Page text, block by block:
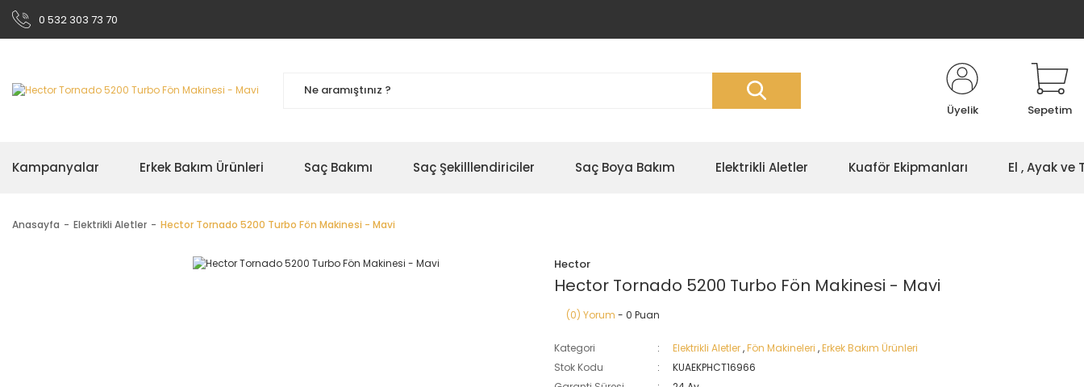
0 532 303 73 70
Üyelik Sepetim
Kampanyalar Erkek Bakım Ürünleri Saç Bakımı Saç Şekilllendiriciler Saç Boya Bakım Elektrikli Aletler Kuaför Ekipmanları El , Ayak ve
Anasayfa Elektrikli Aletler Hector Tornado 5200 Turbo Fön Makinesi - Mavi
Hector
Hector Tornado 5200 Turbo Fön Makinesi - Mavi
(0) Yorum - 0 Puan
Kategori Elektrikli Aletler,Fön Makineleri ,Erkek Bakım Ürünleri
Stok Kodu
KUAEKPHCT16966